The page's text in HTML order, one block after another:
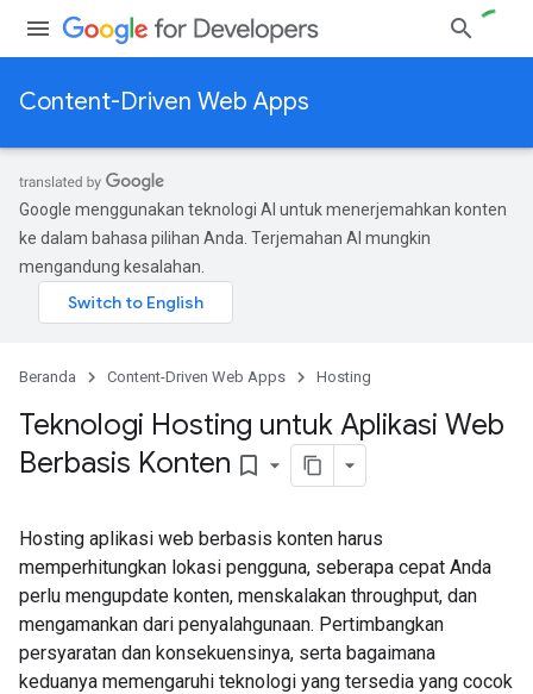
Content-Driven Web Apps
Google menggunakan teknologi AI untuk menerjemahkan konten
ke dalam bahasa pilihan Anda. Terjemahan AI mungkin
mengandung kesalahan.
Beranda Content-Driven Web Apps Hosting
Teknologi Hosting untuk Aplikasi Web
Berbasis Konten bookmark_border
Hosting aplikasi web berbasis konten harus
memperhitungkan lokasi pengguna, seberapa cepat Anda
perlu mengupdate konten, menskalakan throughput, dan
mengamankan dari penyalahgunaan. Pertimbangkan
persyaratan dan konsekuensinya, serta bagaimana
keduanya memengaruhi teknologi yang tersedia yang cocok